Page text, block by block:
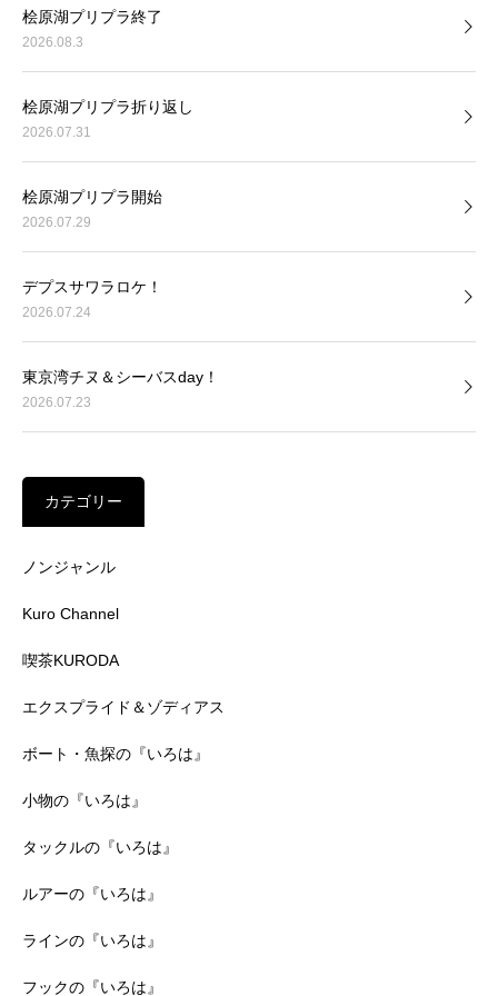
桧原湖プリプラ終了
2026.08.3
桧原湖プリプラ折り返し
2026.07.31
桧原湖プリプラ開始
2026.07.29
デプスサワラロケ！
2026.07.24
東京湾チヌ＆シーバスday！
2026.07.23
カテゴリー
ノンジャンル
Kuro Channel
喫茶KURODA
エクスプライド＆ゾディアス
ボート・魚探の『いろは』
小物の『いろは』
タックルの『いろは』
ルアーの『いろは』
ラインの『いろは』
フックの『いろは』